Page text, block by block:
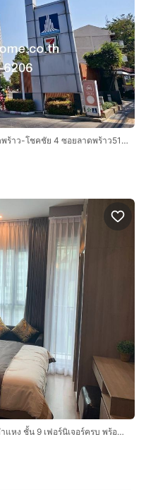
คอนโดมิเนียม 28.61 ตร.ม. ลุมพินี วิลล์ ลาดพร้าว-โชคชัย 4 ซอยลาดพร้าว51-1 ถนนลาดพร้าว ถนนโชคชัย4 ถนนประดิษฐ์มนูธรรม เขตบางกะปิ กรุงเทพมหานคร
ขายคอนโด KnightsBridge Collage รามคำแหง ชั้น 9 เฟอร์นิเจอร์ครบ พร้อมอยู่ ใกล้ MRT หัวหมาก และ BTS สายสีเหลือง